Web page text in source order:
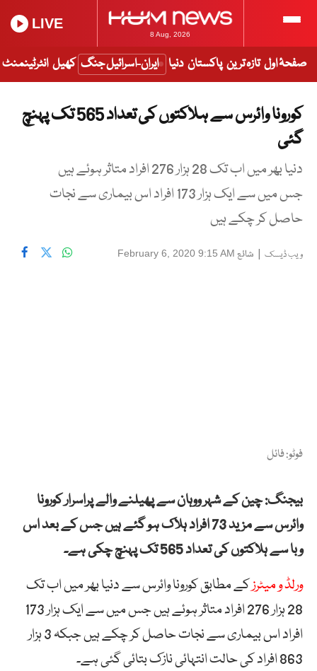
8 Aug, 2026
LIVE
صفحۂ اول تازہ ترین پاکستان دنیا ایران-اسرائیل جنگ کھیل انٹرٹینمنٹ
کورونا وائرس سے ہلاکتوں کی تعداد 565 تک پہنچ
گئی
دنیا بھر میں اب تک 28 ہزار 276 افراد متاثر ہوئے ہیں
جس میں سے ایک ہزار 173 افراد اس بیماری سے نجات
حاصل کر چکے ہیں
ویب ڈیسک | شائع February 6, 2020 9:15 AM
فوٹو: فائل
بیجنگ: چین کے شہر ووہان سے پھیلنے والے پراسرار کورونا
وائرس سے مزید 73 افراد ہلاک ہو گئے ہیں جس کے بعد اس
وبا سے ہلاکتوں کی تعداد 565 تک پہنچ چکی ہے۔
ورلڈ و میٹرزکے مطابق کورونا وائرس سے دنیا بھر میں اب تک
28 ہزار 276 افراد متاثر ہوئے ہیں جس میں سے ایک ہزار 173
افراد اس بیماری سے نجات حاصل کر چکے ہیں جبکہ 3 ہزار
863 افراد کی حالت انتہائی نازک بتائی گئی ہے۔